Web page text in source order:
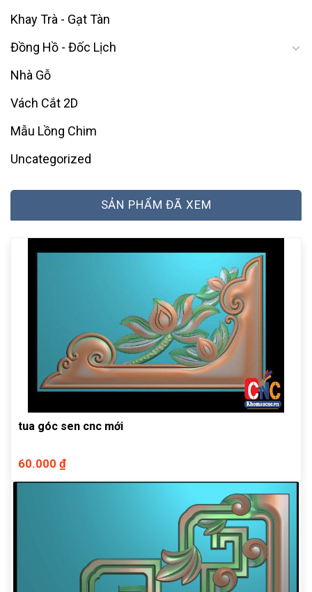
Khay Trà - Gạt Tàn
Đồng Hồ - Đốc Lịch
Nhà Gỗ
Vách Cắt 2D
Mẫu Lồng Chim
Uncategorized
SẢN PHẨM ĐÃ XEM
tua góc sen cnc mới
60.000 ₫